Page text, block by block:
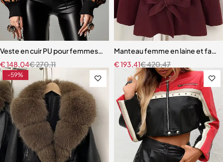
Veste en cuir PU pour femmes, imprimé léopard, Patchwork,
€270,11
€148,04
Manteau femme en laine et
€420,47
€193,41
-59%